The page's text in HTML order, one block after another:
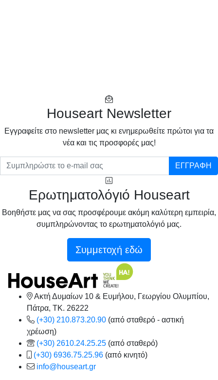
Houseart Newsletter
Eγγραφείτε στο newsletter μας κι ενημερωθείτε πρώτοι για τα
νέα και τις προσφορές μας!
ΕΓΓΡΑΦΗ
Ερωτηματολόγιό Houseart
Βοηθήστε μας να σας προσφέρουμε ακόμη καλύτερη εμπειρία,
συμπληρώνοντας το ερωτηματολόγιό μας.
Συμμετοχή εδώ
Ακτή Δυμαίων 10 & Ευμήλου, Γεωργίου Ολυμπίου,
Πάτρα, TK. 26222
(+30) 210.873.20.90 (από σταθερό - αστική
χρέωση)
(+30) 2610.24.25.25 (από σταθερό)
(+30) 6936.75.25.96 (από κινητό)
info@houseart.gr